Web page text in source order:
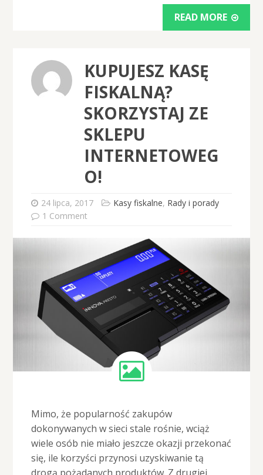
READ MORE
KUPUJESZ KASĘ
FISKALNĄ?
SKORZYSTAJ ZE
SKLEPU
INTERNETOWEG
O!
24 lipca, 2017 Kasy fiskalne, Rady i porady
1 Comment
Mimo, że popularność zakupów
dokonywanych w sieci stale rośnie, wciąż
wiele osób nie miało jeszcze okazji przekonać
się, ile korzyści przynosi uzyskiwanie tą